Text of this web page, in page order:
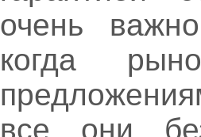
очень
когда
все они